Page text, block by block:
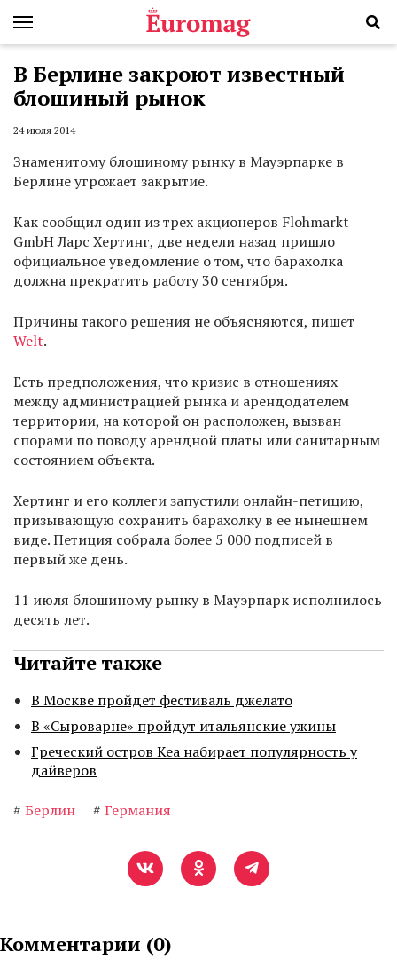
В Берлине закроют известный
блошиный рынок
24 июля 2014
Знаменитому блошиному рынку в Мауэрпарке в
Берлине угрожает закрытие.
Как сообщил один из трех акционеров Flohmarkt
GmbH Ларс Хертинг, две недели назад пришло
официальное уведомление о том, что барахолка
должна прекратить работу 30 сентября.
Причины такого решения не объясняются, пишет
Welt.
Есть предположения, что кризис в отношениях
между администрацией рынка и арендодателем
территории, на которой он расположен, вызван
спорами по поводу арендной платы или санитарным
состоянием объекта.
Хертинг и его коллеги запустили онлайн-петицию,
призывающую сохранить барахолку в ее нынешнем
виде. Петиция собрала более 5 000 подписей в
первый же день.
11 июля блошиному рынку в Мауэрпарк исполнилось
десять лет.
Читайте также
В Москве пройдет фестиваль джелато
В «Сыроварне» пройдут итальянские ужины
Греческий остров Кеа набирает популярность у
дайверов
# Берлин # Германия
Комментарии (0)